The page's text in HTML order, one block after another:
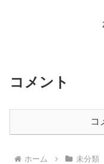
コメント
コ
ホーム 未分類